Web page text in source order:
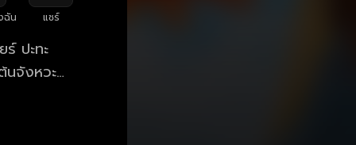
ฉัน แชร์
ปะทะ
นจังหวะ